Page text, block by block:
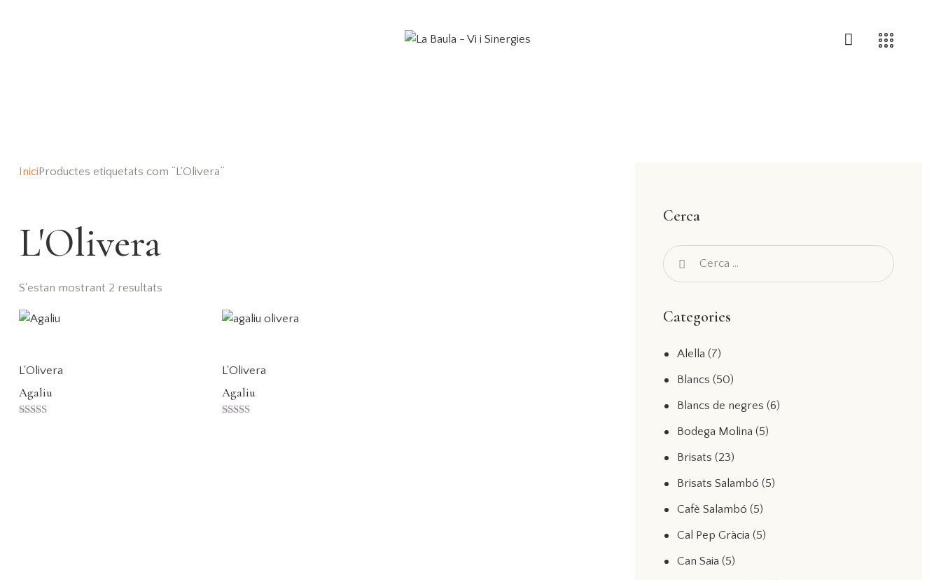
IniciProductes etiquetats com “L'Olivera”
L'Olivera
S'estan mostrant 2 resultats
L'Olivera
Agaliu
L'Olivera
Agaliu
Cerca
Categories
Alella (7)
Blancs (50)
Blancs de negres (6)
Bodega Molina (5)
Brisats (23)
Brisats Salambó (5)
Cafè Salambó (5)
Cal Pep Gràcia (5)
Can Saia (5)